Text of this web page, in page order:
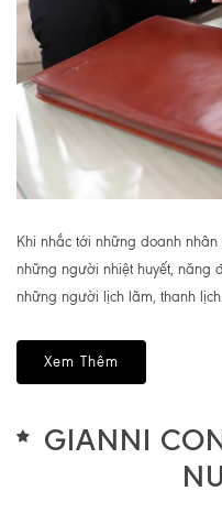
Khi nhắc tới những doanh
những người nhiệt huyết, năng
những người lịch lãm, thanh
Xem Thêm
GIANNI